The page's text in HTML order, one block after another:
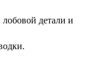
детали и